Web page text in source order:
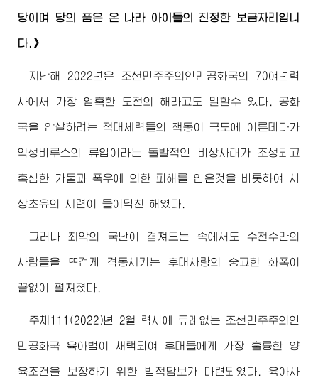
당이며 당의 품은 온 나라 아이들의 진정한 보금자리입니
다.》
지난해 2022년은 조선민주주의인민공화국의 70여년력
사에서 가장 엄혹한 도전의 해라고도 말할수 있다. 공화
국을 압살하려는 적대세력들의 책동이 극도에 이른데다가
악성비루스의 류입이라는 돌발적인 비상사태가 조성되고
혹심한 가물과 폭우에 의한 피해를 입은것을 비롯하여 사
상초유의 시련이 들이닥친 해였다.
그러나 최악의 국난이 겹쳐드는 속에서도 수천수만의
사람들을 뜨겁게 격동시키는 후대사랑의 숭고한 화폭이
끝없이 펼쳐졌다.
주체111(2022)년 2월 력사에 류례없는 조선민주주의인
민공화국 육아법이 채택되여 후대들에게 가장 훌륭한 양
육조건을 보장하기 위한 법적담보가 마련되였다. 육아사